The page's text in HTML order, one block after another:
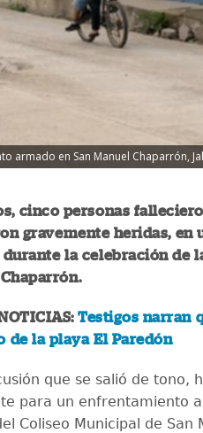
armado en San Manuel Chaparrón,
cinco personas
gravemente heridas, en
la celebración de
Testigos narran
de la playa El Paredón
que se salió de tono,
para un enfrentamiento
Coliseo Municipal de San